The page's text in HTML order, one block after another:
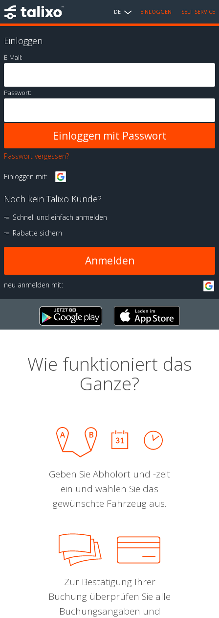
DE EINLOGGEN SELF SERVICE
Einloggen
E-Mail:
Passwort:
Passwort vergessen?
Einloggen mit:
Noch kein Talixo Kunde?
Schnell und einfach anmelden
Rabatte sichern
Anmelden
neu anmelden mit:
Wie funktioniert das
Ganze?
Geben Sie Abholort und -zeit
ein und wählen Sie das
gewünschte Fahrzeug aus.
Zur Bestätigung Ihrer
Buchung überprüfen Sie alle
Buchungsangaben und